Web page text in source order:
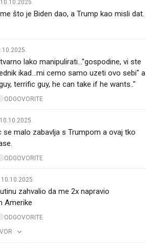
10.10.2025.
što je Biden dao, a Trump kao misli dat.
lako manipulirati..."gospodine, vi ste
ikad...mi cemo samo uzeti ovo sebi" a
terrific guy, he can take if he wants.."🤗
ODGOVORITE
10.10.2025.
se malo zabavlja s Trumpom a ovaj tko
ODGOVORITE
10.10.2025.
zahvalio da me 2x napravio
Amerike
ODGOVORITE